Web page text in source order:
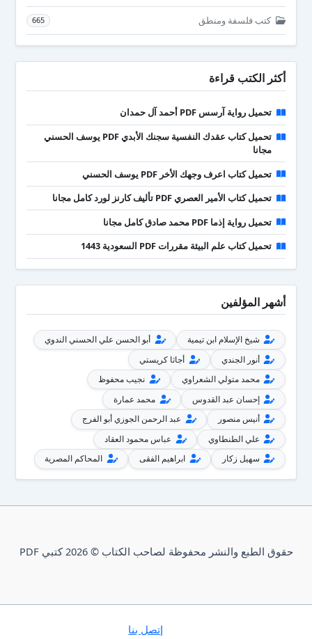
كتب فلسفة ومنطق 665
أكثر الكتب قراءة
تحميل رواية آرسس PDF أحمد آل حمدان
تحميل كتاب عقدك النفسية سجنك الأبدي PDF يوسف الحسني
مجانا
تحميل كتاب اعرف وجهك الأخر PDF يوسف الحسني
تحميل كتاب الأمير العصري PDF تأليف كارنز لورد كامل مجانا
تحميل رواية إذما PDF محمد صادق كامل مجانا
تحميل كتاب علم البيئة مقررات PDF السعودية 1443
أشهر المؤلفين
شيخ الإسلام ابن تيمية
أبو الحسن علي الحسني الندوي
أنور الجندي
أجاثا كريستي
محمد متولي الشعراوي
نجيب محفوظ
إحسان عبد القدوس
محمد عمارة
أنيس منصور
عبد الرحمن الجوزي أبو الفرج
علي الطنطاوي
عباس محمود العقاد
سهيل زكار
ابراهيم الفقى المحاكم المصرية
حقوق الطبع والنشر محفوظة لصاحب الكتاب © 2026 كتبي PDF
إتصل بنا